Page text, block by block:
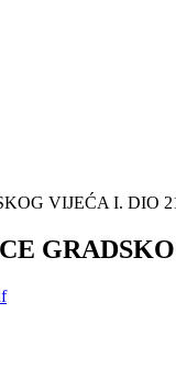
VIJEĆA I. DIO